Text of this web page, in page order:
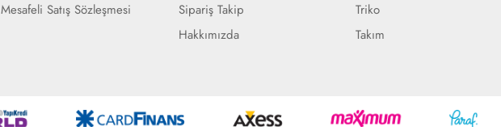
Mesafeli Satış Sözleşmesi
Sipariş Takip
Hakkımızda
Triko
Takım